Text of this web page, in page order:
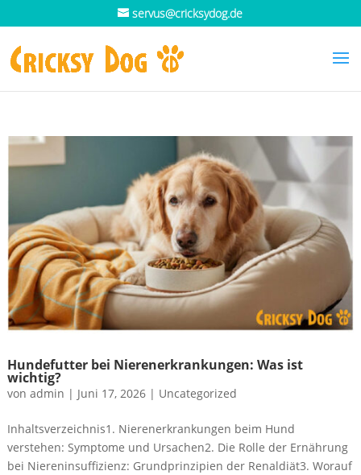
servus@cricksydog.de
Hundefutter bei Nierenerkrankungen: Was ist
wichtig?
von admin | Juni 17, 2026| Uncategorized
Inhaltsverzeichnis1. Nierenerkrankungen beim Hund
verstehen: Symptome und Ursachen2. Die Rolle der Ernährung
bei Niereninsuffizienz: Grundprinzipien der Renaldiät3. Worauf